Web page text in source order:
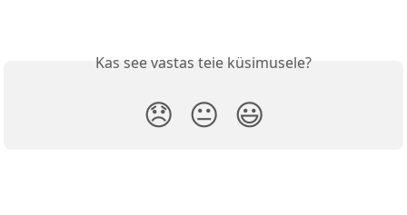
Kas see vastas teie küsimusele?
😞 😐 😃